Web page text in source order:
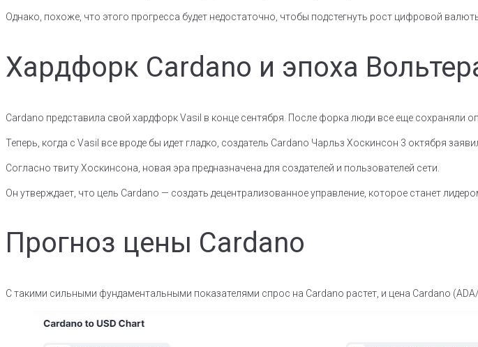
Однако, похоже, что этого прогресса будет недостаточно, чтобы подстегнуть рост цифровой
Хардфорк Cardano и эпоха
Cardano представила свой хардфорк Vasil в конце сентября. После форка люди все еще
Теперь, когда с Vasil все вроде бы идет гладко, создатель Cardano Чарльз Хоскинсон 3 октября
Согласно твиту Хоскинсона, новая эра предназначена для создателей и пользователей сети.
Он утверждает, что цель Cardano — создать децентрализованное управление, которое станет
Прогноз цены Cardano
С такими сильными фундаментальными показателями спрос на Cardano растет, и цена Cardano (ADA/